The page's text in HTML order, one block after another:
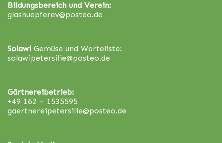
Bildungsbereich und Verein:
glashuepferev@posteo.de
Solawi Gemüse und Warteliste:
solawipetersilie@posteo.de
Gärtnereibetrieb:
+49 162 – 1535595
gaertnereipetersilie@posteo.de